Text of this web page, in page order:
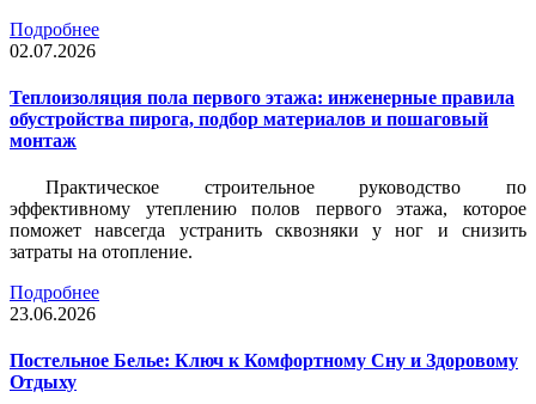
Подробнее
02.07.2026
Теплоизоляция пола первого этажа: инженерные правила
обустройства пирога, подбор материалов и пошаговый
монтаж
Практическое строительное руководство по
эффективному утеплению полов первого этажа, которое
поможет навсегда устранить сквозняки у ног и снизить
затраты на отопление.
Подробнее
23.06.2026
Постельное Белье: Ключ к Комфортному Сну и Здоровому
Отдыху